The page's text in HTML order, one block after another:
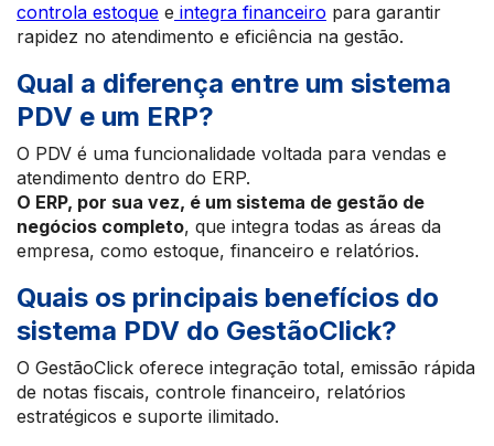
controla estoque e integra financeiro para garantir
rapidez no atendimento e eficiência na gestão.
Qual a diferença entre um sistema
PDV e um ERP?
O PDV é uma funcionalidade voltada para vendas e
atendimento dentro do ERP.
O ERP, por sua vez, é um sistema de gestão de
negócios completo, que integra todas as áreas da
empresa, como estoque, financeiro e relatórios.
Quais os principais benefícios do
sistema PDV do GestãoClick?
O GestãoClick oferece integração total, emissão rápida
de notas fiscais, controle financeiro, relatórios
estratégicos e suporte ilimitado.